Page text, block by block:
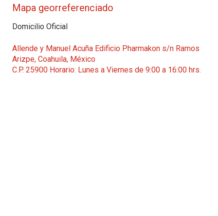
Mapa georreferenciado
Domicilio Oficial
Allende y Manuel Acuña Edificio Pharmakon s/n Ramos
Arizpe, Coahuila, México
C.P. 25900 Horario: Lunes a Viernes de 9:00 a 16:00 hrs.